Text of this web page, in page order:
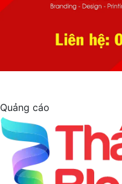
Quảng cáo